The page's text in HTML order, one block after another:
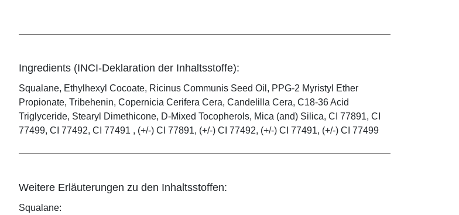
Ingredients (INCI-Deklaration der Inhaltsstoffe):
Squalane, Ethylhexyl Cocoate, Ricinus Communis Seed Oil, PPG-2 Myristyl Ether
Propionate, Tribehenin, Copernicia Cerifera Cera, Candelilla Cera, C18-36 Acid
Triglyceride, Stearyl Dimethicone, D-Mixed Tocopherols, Mica (and) Silica, CI 77891, CI
77499, CI 77492, CI 77491 , (+/-) CI 77891, (+/-) CI 77492, (+/-) CI 77491, (+/-) CI 77499
Weitere Erläuterungen zu den Inhaltsstoffen:
Squalane: